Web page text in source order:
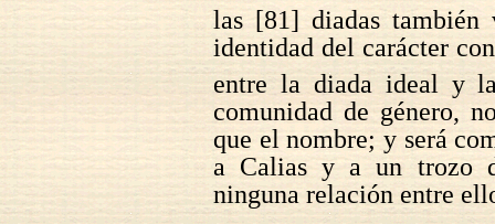
las [81] diadas también
identidad del carácter
entre la diada ideal y
comunidad de género,
que el nombre; y será
a Calias y a un trozo
ninguna relación entre